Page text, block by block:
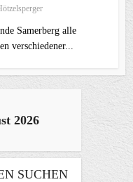
Samerberg alle
verschiedener...
2026
SUCHEN